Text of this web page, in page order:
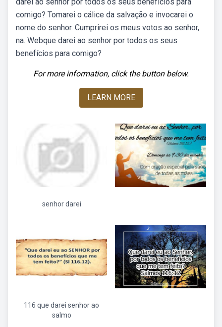
comigo? Tomarei o cálice da salvação e invocarei o
nome do senhor. Cumprirei os meus votos ao senhor,
na. Webque darei ao senhor por todos os seus
benefícios para comigo?
For more information, click the button below.
LEARN MORE
senhor darei
116 que darei senhor ao
salmo